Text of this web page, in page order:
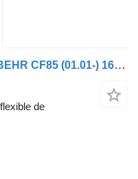
Flexible de climatisation DAF, BEHR CF85 (01.01-) 1672500 pour tracteur routier DAF LF45, LF55, LF180, CF65, CF75, CF85 (2001-)
de